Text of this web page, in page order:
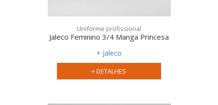
Uniforme profissional
Jaleco Feminino 3/4 Manga Princesa
+ Jaleco
+ DETALHES